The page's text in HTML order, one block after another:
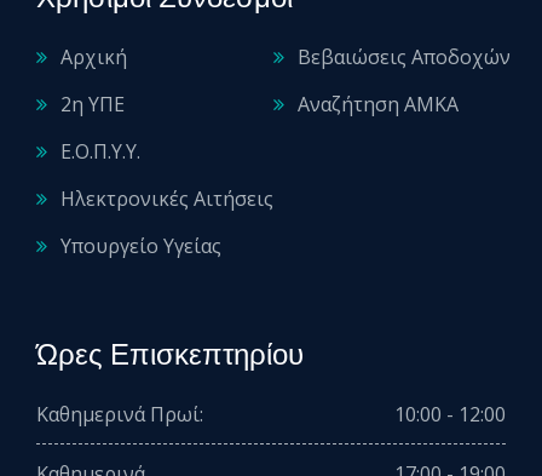
Αρχική
2η ΥΠΕ
Ε.Ο.Π.Υ.Υ.
Ηλεκτρονικές Αιτήσεις
Υπουργείο Υγείας
Βεβαιώσεις Αποδοχών
Αναζήτηση ΑΜΚΑ
Ώρες Επισκεπτηρίου
Καθημερινά Πρωί: 10:00 - 12:00